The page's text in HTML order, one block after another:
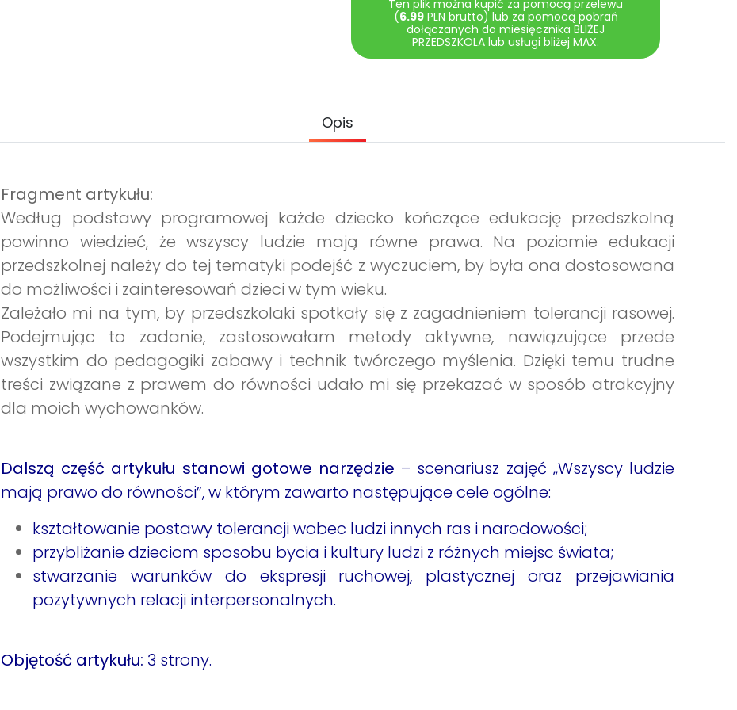
Ten plik można kupić za pomocą przelewu
(6.99PLN brutto) lub za pomocą pobrań
dołączanych do miesięcznika BLIŻEJ
PRZEDSZKOLA lub usługi bliżej MAX.
Opis
Fragment artykułu:
Według podstawy programowej każde dziecko kończące edukację przedszkolną
powinno wiedzieć, że wszyscy ludzie mają równe prawa. Na poziomie edukacji
przedszkolnej należy do tej tematyki podejść z wyczuciem, by była ona dostosowana
do możliwości i zainteresowań dzieci w tym wieku.
Zależało mi na tym, by przedszkolaki spotkały się z zagadnieniem tolerancji rasowej.
Podejmując to zadanie, zastosowałam metody aktywne, nawiązujące przede
wszystkim do pedagogiki zabawy i technik twórczego myślenia. Dzięki temu trudne
treści związane z prawem do równości udało mi się przekazać w sposób atrakcyjny
dla moich wychowanków.
Dalszą część artykułu stanowi gotowe narzędzie – scenariusz zajęć „Wszyscy ludzie
mają prawo do równości”, w którym zawarto następujące cele ogólne:
kształtowanie postawy tolerancji wobec ludzi innych ras i narodowości;
przybliżanie dzieciom sposobu bycia i kultury ludzi z różnych miejsc świata;
stwarzanie warunków do ekspresji ruchowej, plastycznej oraz przejawiania
pozytywnych relacji interpersonalnych.
Objętość artykułu: 3 strony.